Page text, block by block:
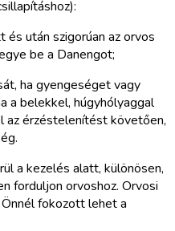
után szigorúan az orvos
be a Danengot;
ha gyengeséget vagy
a belekkel, húgyhólyaggal
az érzéstelenítést követően,
a kezelés alatt, különösen,
forduljon orvoshoz. Orvosi
fokozott lehet a